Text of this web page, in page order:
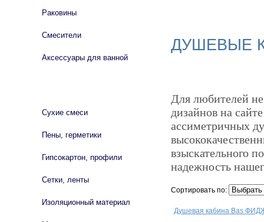
ДУШЕВЫЕ
Для любителей
дизайнов на
ассиметричных
взыскательного
надежность
Сортировать по:
Душевая кабина Bas
Раковины
Смесители
Аксессуары для ванной
Сухие смеси
Пены, герметики
Гипсокартон, профили
Сетки, ленты
Изоляционный материал